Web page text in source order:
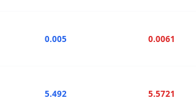
0.005 0.0061
5.492 5.5721